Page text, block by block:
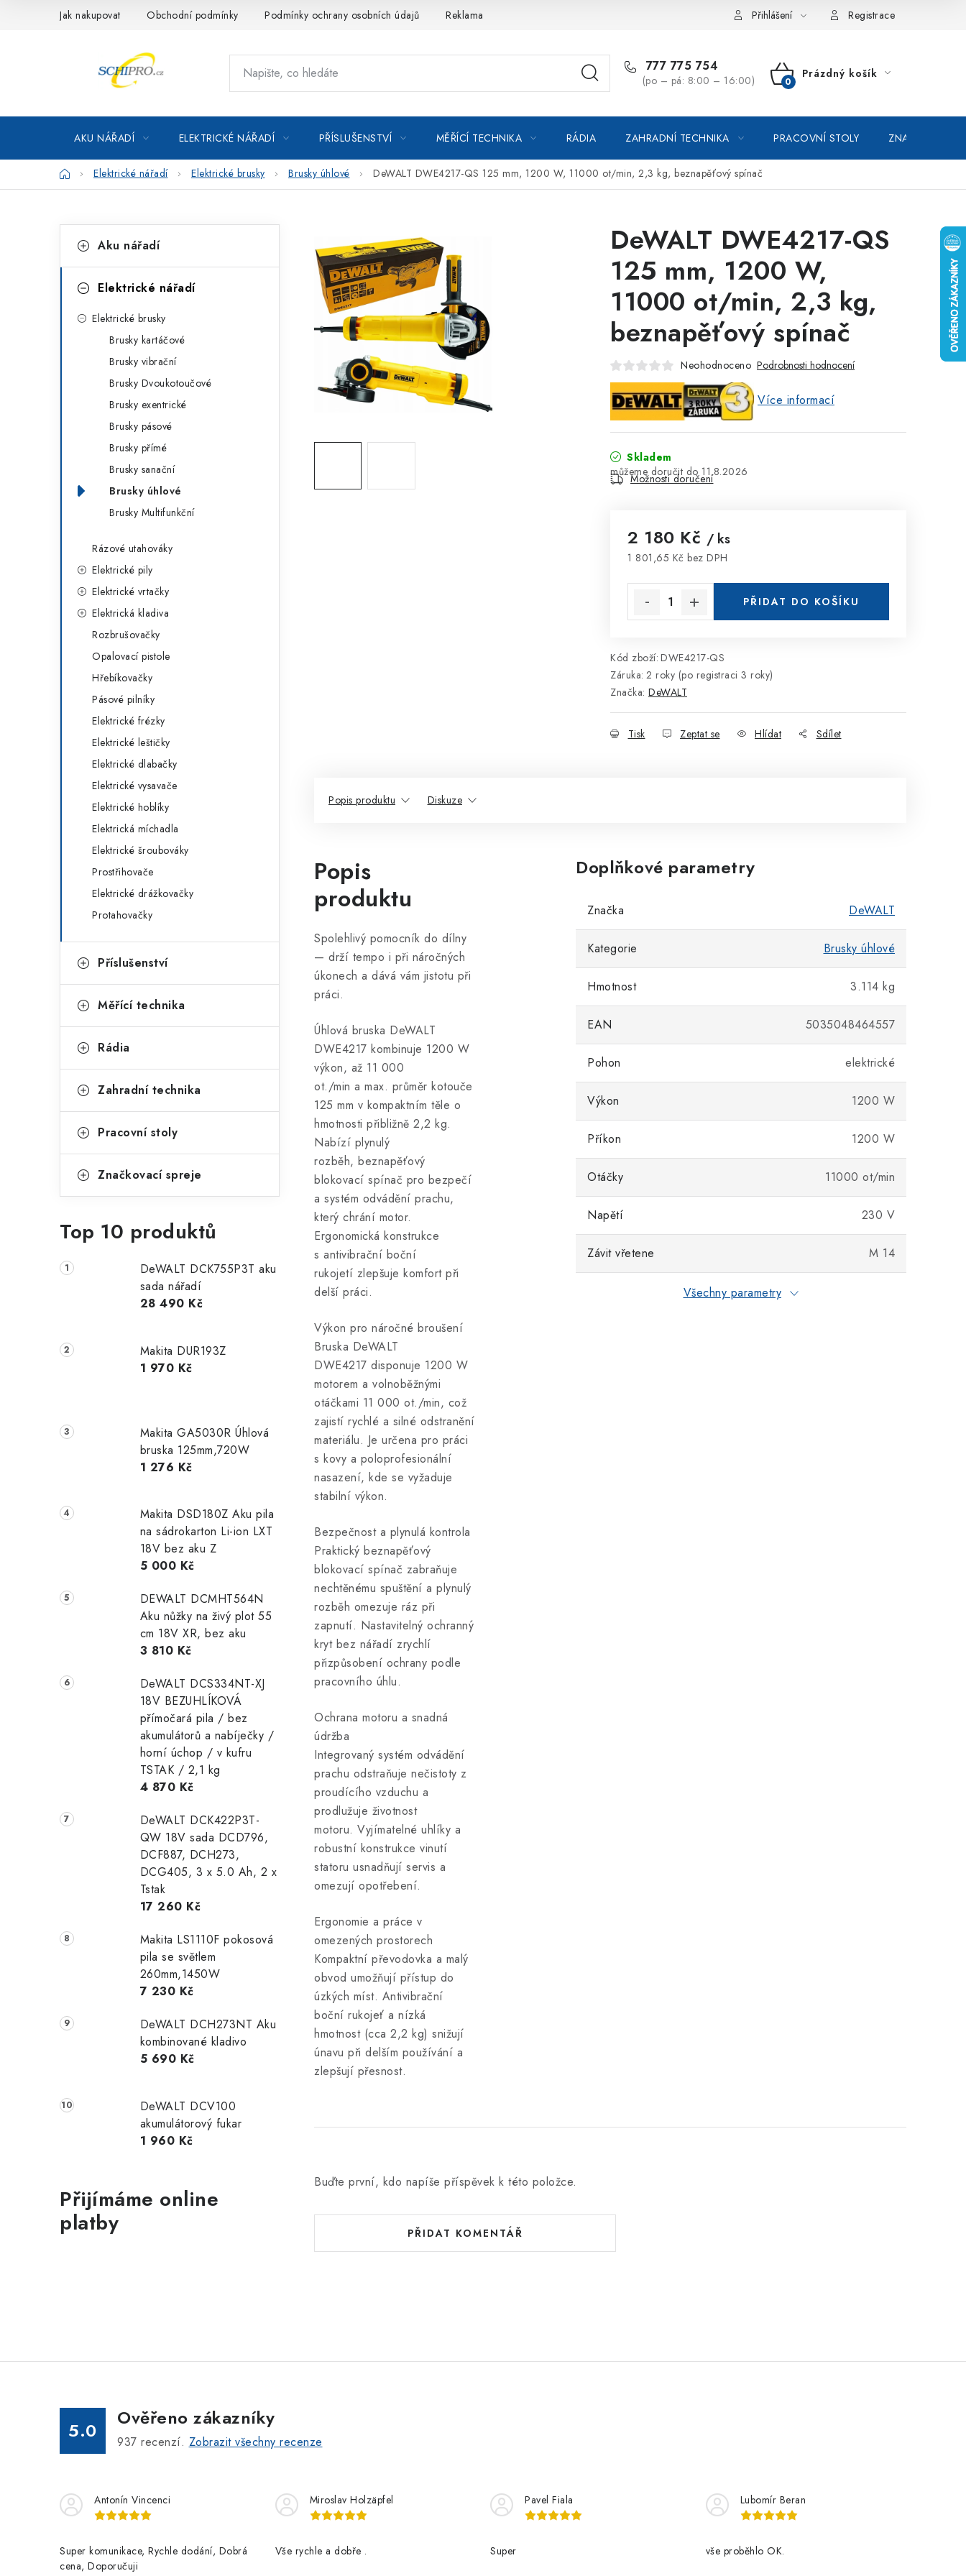
Jak nakupovat Obchodní podmínky Podmínky ochrany osobních údajů Reklamace Moje objednávka / odstoupení od smlouvy Online platby Comgate
Přihlášení Registrace
777 775 754
(po – pá: 8:00 – 16:00)
NÁKUPNÍ
Prázdný košík
AKU NÁŘADÍ ELEKTRICKÉ NÁŘADÍ PŘÍSLUŠENSTVÍ MĚŘÍCÍ TECHNIKA RÁDIA ZAHRADNÍ TECHNIKA PRACOVNÍ STOLY ZNAČKOVACÍ
DomůElektrické nářadí Elektrické brusky Brusky úhlové DeWALT DWE4217-QS 125 mm, 1200 W, 11000 ot/min, 2,3 kg, beznapěťový spínač
okategorie
a
Aku nářadí
Elektrické nářadí
Elektrické brusky
Brusky kartáčové
Brusky vibrační
Brusky Dvoukotoučové
Brusky exentrické
Brusky pásové
Brusky přímé
Brusky sanační
Brusky úhlové
Brusky Multifunkční
Rázové utahováky
Elektrické pily
Elektrické vrtačky
Elektrická kladiva
Rozbrušovačky
Opalovací pistole
Hřebíkovačky
Pásové pilníky
Elektrické frézky
Elektrické leštičky
Elektrické dlabačky
Elektrické vysavače
Elektrické hoblíky
Elektrická míchadla
Elektrické šroubováky
Prostřihovače
Elektrické drážkovačky
Protahovačky
Příslušenství
Měřící technika
Rádia
Zahradní technika
Pracovní stoly
Značkovací spreje
Top 10 produktů
DeWALT DCK755P3T aku
sada nářadí
28 490 Kč
Makita DUR193Z
1 970 Kč
Makita GA5030R Úhlová
bruska 125mm,720W
1 276 Kč
Makita DSD180Z Aku pila
na sádrokarton Li-ion LXT
18V bez aku Z
5 000 Kč
DEWALT DCMHT564N
Aku nůžky na živý plot 55
cm 18V XR, bez aku
3 810 Kč
DeWALT DCS334NT-XJ
18V BEZUHLÍKOVÁ
přímočará pila / bez
akumulátorů a nabíječky /
horní úchop / v kufru
TSTAK / 2,1 kg
4 870 Kč
DeWALT DCK422P3T-
QW 18V sada DCD796,
DCF887, DCH273,
DCG405, 3 x 5.0 Ah, 2 x
Tstak
17 260 Kč
Makita LS1110F pokosová
pila se světlem
260mm,1450W
7 230 Kč
DeWALT DCH273NT Aku
kombinované kladivo
5 690 Kč
DeWALT DCV100
akumulátorový fukar
1 960 Kč
Přijímáme online
platby
DeWALT DWE4217-QS
125 mm, 1200 W,
11000 ot/min, 2,3 kg,
beznapěťový spínač
Neohodnoceno Podrobnosti hodnocení
Více informací
Skladem
11.8.2026
Možnosti doručení
2 180 Kč / ks
1 801,65 Kč bez DPH
PŘIDAT DO KOŠÍKU
Kód zboží: DWE4217-QS
Záruka: 2 roky (po registraci 3 roky)
Značka: DeWALT
Tisk Zeptat se Hlídat Sdílet
Popis produktu Diskuze
Popis
produktu
Spolehlivý pomocník do dílny
— drží tempo i při náročných
úkonech a dává vám jistotu při
práci.
Úhlová bruska DeWALT
DWE4217 kombinuje 1200 W
výkon, až 11 000
ot./min a max. průměr kotouče
125 mm v kompaktním těle o
hmotnosti přibližně 2,2 kg.
Nabízí plynulý
rozběh, beznapěťový
blokovací spínač pro bezpečí
a systém odvádění prachu,
který chrání motor.
Ergonomická konstrukce
s antivibrační boční
rukojetí zlepšuje komfort při
delší práci.
Výkon pro náročné broušení
Bruska DeWALT
DWE4217 disponuje 1200 W
motorem a volnoběžnými
otáčkami 11 000 ot./min, což
zajistí rychlé a silné odstranění
materiálu. Je určena pro práci
s kovy a poloprofesionální
nasazení, kde se vyžaduje
stabilní výkon.
Bezpečnost a plynulá kontrola
Praktický beznapěťový
blokovací spínač zabraňuje
nechtěnému spuštění a plynulý
rozběh omezuje ráz při
zapnutí. Nastavitelný ochranný
kryt bez nářadí zrychlí
přizpůsobení ochrany podle
pracovního úhlu.
Ochrana motoru a snadná
údržba
Integrovaný systém odvádění
prachu odstraňuje nečistoty z
proudícího vzduchu a
prodlužuje životnost
motoru. Vyjímatelné uhlíky a
robustní konstrukce vinutí
statoru usnadňují servis a
omezují opotřebení.
Ergonomie a práce v
omezených prostorech
Kompaktní převodovka a malý
obvod umožňují přístup do
úzkých míst. Antivibrační
boční rukojeť a nízká
hmotnost (cca 2,2 kg) snižují
únavu při delším používání a
zlepšují přesnost.
Doplňkové parametry
Značka DeWALT
Kategorie Brusky úhlové
Hmotnost 3.114 kg
EAN 5035048464557
Pohon elektrické
Výkon 1200 W
Příkon 1200 W
Otáčky 11000 ot/min
Napětí 230 V
Závit vřetene M 14
Všechny parametry
Buďte první, kdo napíše příspěvek k této položce.
PŘIDAT KOMENTÁŘ
5.0
Ověřeno zákazníky
937 recenzí. Zobrazit všechny recenze
Antonín Vincenci
Super komunikace, Rychle dodání, Dobrá
cena, Doporučuji
Miroslav Holzäpfel
Vše rychle a dobře .
Pavel Fiala
Super
Lubomír Beran
vše proběhlo OK.